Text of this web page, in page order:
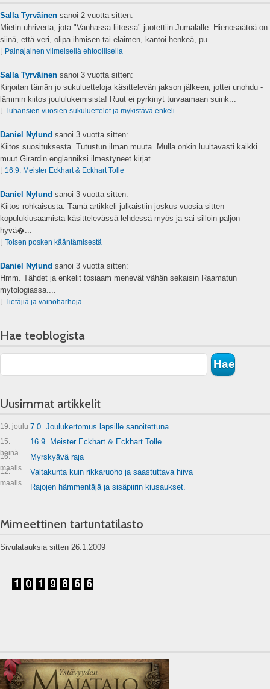
Salla Tyrväinen sanoi 2 vuotta sitten:
Mietin uhriverta, jota "Vanhassa liitossa" juotettiin Jumalalle. Hienosäätöä on
siinä, että veri, olipa ihmisen tai eläimen, kantoi henkeä, pu...
⌊ Painajainen viimeisellä ehtoollisella
Salla Tyrväinen sanoi 3 vuotta sitten:
Kirjoitan tämän jo sukuluetteloja käsittelevän jakson jälkeen, jottei unohdu -
lämmin kiitos joululukemisista! Ruut ei pyrkinyt turvaamaan suink...
⌊ Tuhansien vuosien sukuluettelot ja mykistävä enkeli
Daniel Nylund sanoi 3 vuotta sitten:
Kiitos suosituksesta. Tutustun ilman muuta. Mulla onkin luultavasti kaikki
muut Girardin englanniksi ilmestyneet kirjat....
⌊ 16.9. Meister Eckhart & Eckhart Tolle
Daniel Nylund sanoi 3 vuotta sitten:
Kiitos rohkaisusta. Tämä artikkeli julkaistiin joskus vuosia sitten
kopulukiusaamista käsittelevässä lehdessä myös ja sai silloin paljon
hyvä�...
⌊ Toisen posken kääntämisestä
Daniel Nylund sanoi 3 vuotta sitten:
Hmm. Tähdet ja enkelit tosiaam menevät vähän sekaisin Raamatun
mytologiassa....
⌊ Tietäjiä ja vainoharhoja
Hae teoblogista
Uusimmat artikkelit
19. joulu 7.0. Joulukertomus lapsille sanoitettuna
15.
heinä
16.9. Meister Eckhart & Eckhart Tolle
16.
maalis
Myrskyävä raja
12.
maalis
Valtakunta kuin rikkaruoho ja saastuttava hiiva
Rajojen hämmentäjä ja sisäpiirin kiusaukset.
Mimeettinen tartuntatilasto
Sivulatauksia sitten 26.1.2009